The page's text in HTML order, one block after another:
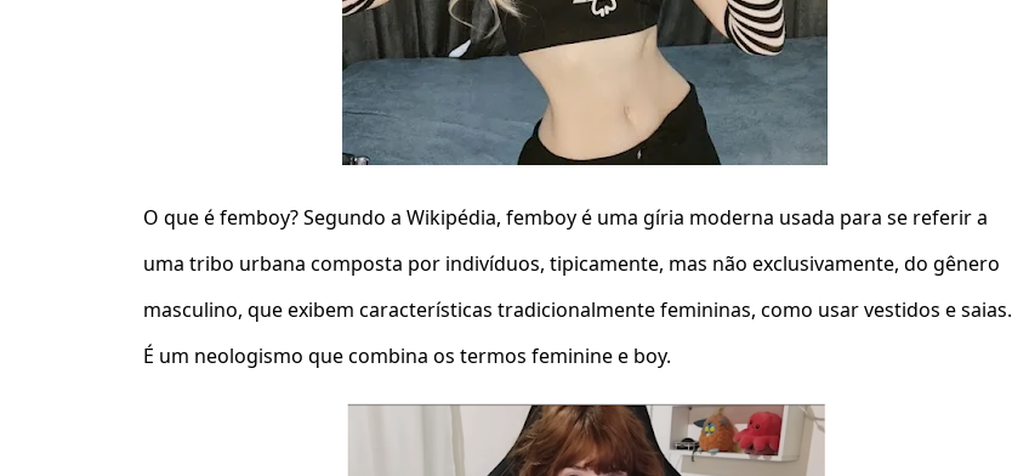
O que é femboy? Segundo a Wikipédia, femboy é uma gíria moderna usada para se referir a
uma tribo urbana composta por indivíduos, tipicamente, mas não exclusivamente, do gênero
masculino, que exibem características tradicionalmente femininas, como usar vestidos e saias.
É um neologismo que combina os termos feminine e boy.